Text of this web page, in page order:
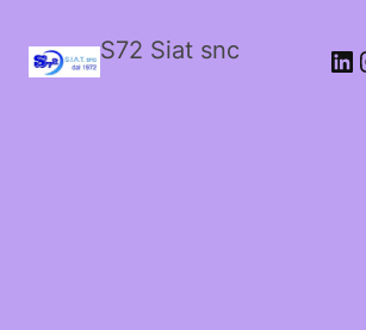
S72 Siat snc